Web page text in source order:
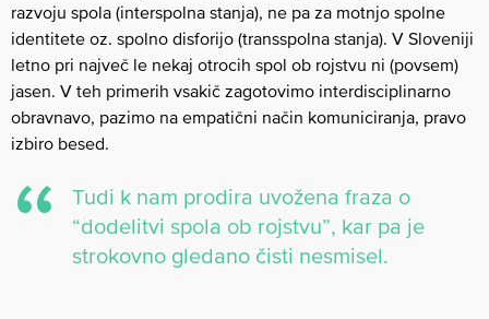
razvoju spola (interspolna stanja), ne pa za motnjo spolne
identitete oz. spolno disforijo (transspolna stanja). V Sloveniji
letno pri največ le nekaj otrocih spol ob rojstvu ni (povsem)
jasen. V teh primerih vsakič zagotovimo interdisciplinarno
obravnavo, pazimo na empatični način komuniciranja, pravo
izbiro besed.
Tudi k nam prodira uvožena fraza o
“dodelitvi spola ob rojstvu”, kar pa je
strokovno gledano čisti nesmisel.